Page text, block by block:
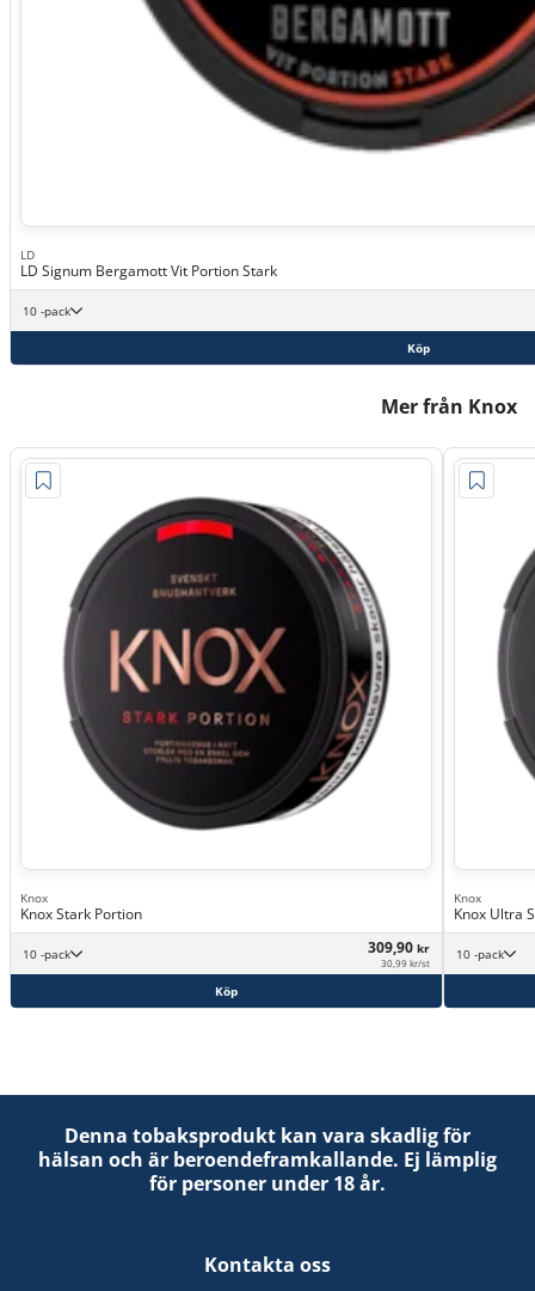
LD
LD Signum Bergamott Vit Portion Stark
10 -pack
Köp
Mer från Knox
Knox
Knox Stark Portion
10 -pack 309,90 kr
30,99 kr/st
Köp
Knox
Knox Ultra
10 -pack
Denna tobaksprodukt kan vara skadlig för
hälsan och är beroendeframkallande. Ej lämplig
för personer under 18 år.
Kontakta oss